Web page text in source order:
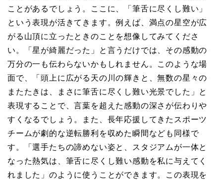
ことがあるでしょう。ここに、「筆舌に尽くし難い」
という表現が活きてきます。例えば、満点の星空が広
がる山頂に立ったときのことを想像してみてくださ
い。「星が綺麗だった」と言うだけでは、その感動の
万分の一も伝わらないかもしれません。このような場
面で、「頭上に広がる天の川の輝きと、無数の星々の
またたきは、まさに筆舌に尽くし難い光景でした」と
表現することで、言葉を超えた感動の深さが伝わりや
すくなるでしょう。また、長年応援してきたスポーツ
チームが劇的な逆転勝利を収めた瞬間なども同様で
す。「選手たちの諦めない姿と、スタジアムが一体と
なった熱気は、筆舌に尽くし難い感動を私に与えてく
れました」のように使うことができます。この表現を